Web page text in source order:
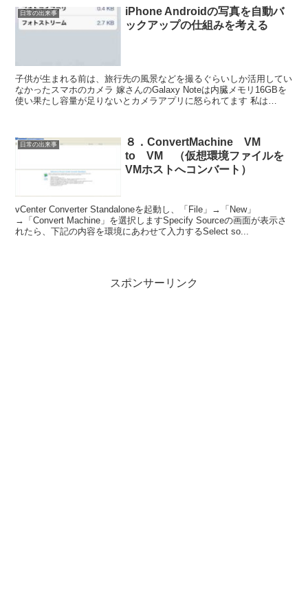
日常の出来事
iPhone Androidの写真を自動バ
ックアップの仕組みを考える
子供が生まれる前は、旅行先の風景などを撮るぐらいしか活用してい
なかったスマホのカメラ 嫁さんのGalaxy Noteは内臓メモリ16GBを
使い果たし容量が足りないとカメラアプリに怒られてます 私は
日常の出来事
８．ConvertMachine VM
to VM （仮想環境ファイルを
VMホストへコンバート）
vCenter Converter Standaloneを起動し、「File」→「New」
→「Convert Machine」を選択しますSpecify Sourceの画面が表示さ
れたら、下記の内容を環境にあわせて入力するSelect so...
スポンサーリンク